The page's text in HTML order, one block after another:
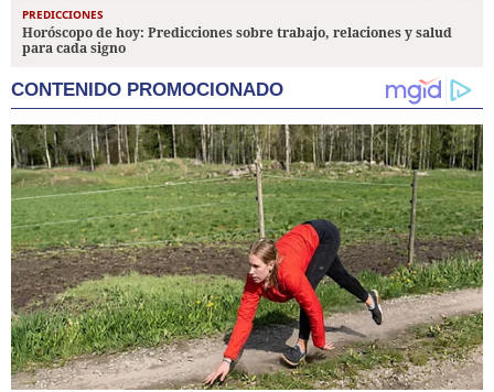
PREDICCIONES
Horóscopo de hoy: Predicciones sobre trabajo, relaciones y salud
para cada signo
CONTENIDO PROMOCIONADO